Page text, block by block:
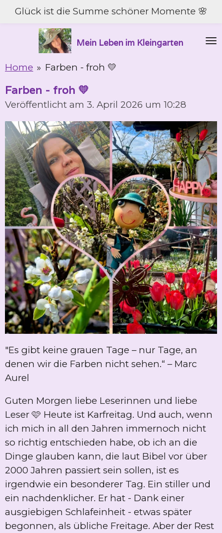
Zum
springen
Mein Leben im Kleingarten
Glück ist die Summe schöner Momente 🌸
Home » Farben - froh 💛
Farben - froh 💛
Veröffentlicht am 3. April 2026 um 10:28
"Es gibt keine grauen Tage – nur Tage, an
denen wir die Farben nicht sehen.“ – Marc
Aurel
Guten Morgen liebe Leserinnen und liebe
Leser 🩷 Heute ist Karfreitag. Und auch, wenn
ich mich in all den Jahren immernoch nicht
so richtig entschieden habe, ob ich an die
Dinge glauben kann, die laut Bibel vor über
2000 Jahren passiert sein sollen, ist es
irgendwie ein besonderer Tag. Ein stiller und
ein nachdenklicher. Er hat - Dank einer
ausgiebigen Schlafeinheit - etwas später
begonnen, als übliche Freitage. Aber der Rest